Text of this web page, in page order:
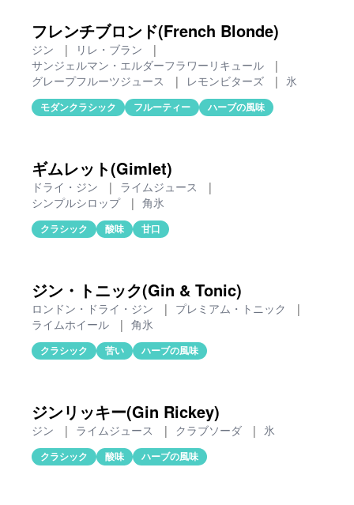
フレンチブロンド(French Blonde)
ジン | リレ・ブラン
|
サンジェルマン・エルダーフラワーリキュール
|
グレープフルーツジュース
| レモンビターズ | 氷
モダンクラシック フルーティー ハーブの風味
ギムレット(Gimlet)
ドライ・ジン | ライムジュース
|
シンプルシロップ
| 角氷
クラシック 酸味 甘口
ジン・トニック(Gin & Tonic)
ロンドン・ドライ・ジン | プレミアム・トニック
|
ライムホイール
| 角氷
クラシック 苦い ハーブの風味
ジンリッキー(Gin Rickey)
ジン | ライムジュース | クラブソーダ | 氷
クラシック 酸味 ハーブの風味